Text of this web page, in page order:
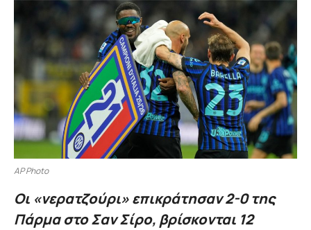
AP Photo
Οι «νερατζούρι» επικράτησαν 2-0 της
Πάρμα στο Σαν Σίρο, βρίσκονται 12